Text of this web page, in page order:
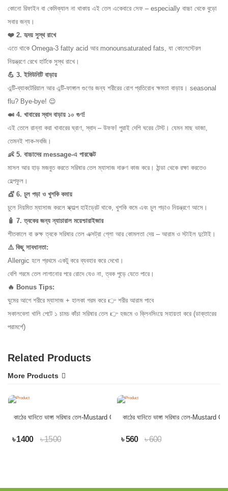
কোনো রিফাইন বা কেমিক্যাল না থাকায় এই তেল একেবারে সেফ – especially বাচ্চা থেকে বুড়ো
সবার জন্য।
❤️ 2. হৃদয় সুস্থ রাখে
এতে থাকে Omega-3 fatty acid আর monounsaturated fats, যা কোলেস্টেরল
নিয়ন্ত্রণে রেখে হার্টকে সুস্থ রাখে।
💪 3. ইমিউনিটি বাড়ায়
এন্টি-ব্যাকটেরিয়াল আর এন্টি-ফাঙ্গাল গুণের জন্য শরীরের রোগ প্রতিরোধ ক্ষমতা বাড়ায়। seasonal
flu? Bye-bye! 😌
🍛 4. খাবারের স্বাদ বাড়ায় ১০ গুণ!
এই তেলে রান্না করা খাবারের ঘ্রাণ, স্বাদ – উফফ! পুরাই দেশি ঘরের টেস্ট। যেমন মাছ ভাজা,
তেমনই শাক-সবজি।
👶 5. বাচ্চাদের message-এ পারফেক্ট
মাসল আর হাড় মজবুত করতে সরিষার তেল ম্যাসাজ দারুণ কাজ করে। ঠান্ডা থেকে রক্ষা করতেও
হেল্পফুল।
💇 6. চুল পড়া ও খুশকি কমায়
চুলে নিয়মিত ম্যাসাজ করলে স্ক্যাল্প হাইড্রেট থাকে, খুশকি কমে এবং চুল পড়াও নিয়ন্ত্রণে আসে।
🧴 7. ত্বকের জন্য ন্যাচারাল ময়েশ্চারাইজার
শীতকালে বা রুক্ষ ত্বকে সরিষার তেল এক্সট্রা গ্লো আর কোমলতা দেয় – আরাম ও স্টাইল দুটোই।
⚠️ কিছু সাবধানতা:
Allergic হলে প্রথমে একটু করে ব্যবহার করে দেখো।
বেশি গরমে তেল লাগানোর পরে রোদে যেও না, ত্বক পুড়ে যেতে পারে।
🔥 Bonus Tips:
ঘুমের আগে শরীরে ম্যাসাজ + হালকা গরম করে 👉 শরীর আরাম পাবে
সকালবেলা খালি পেটে ১ চামচ কাঁচা সরিষার তেল 👉 হজমে ও ক্লিনসিংয়ে সহায়তা করে (ডাক্তারের
পরামর্শে)
Related Products
More Products
কাঠের ঘানিতে ভাঙ্গা সরিষার তেল-Mustard Oil
৳ 1400 ৳ 1500
কাঠের ঘানিতে ভাঙ্গা সরিষার তেল-Mustard Oil
৳ 560 ৳ 600